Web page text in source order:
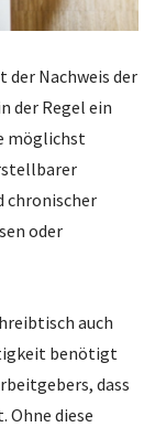
Nachweis der
der Regel ein
möglichst
chronischer
oder
auch
benötigt
dass
Ohne diese